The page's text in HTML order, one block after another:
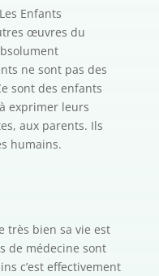
Enfants
œuvres du
ne sont pas des
sont des enfants
exprimer leurs
aux parents. Ils
humains.
très bien sa vie est
de médecine sont
c’est effectivement